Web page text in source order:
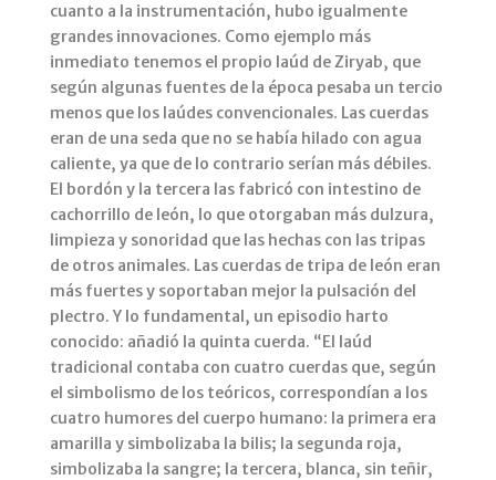
cuanto a la instrumentación, hubo igualmente
grandes innovaciones. Como ejemplo más
inmediato tenemos el propio laúd de Ziryab, que
según algunas fuentes de la época pesaba un tercio
menos que los laúdes convencionales. Las cuerdas
eran de una seda que no se había hilado con agua
caliente, ya que de lo contrario serían más débiles.
El bordón y la tercera las fabricó con intestino de
cachorrillo de león, lo que otorgaban más dulzura,
limpieza y sonoridad que las hechas con las tripas
de otros animales. Las cuerdas de tripa de león eran
más fuertes y soportaban mejor la pulsación del
plectro. Y lo fundamental, un episodio harto
conocido: añadió la quinta cuerda. “El laúd
tradicional contaba con cuatro cuerdas que, según
el simbolismo de los teóricos, correspondían a los
cuatro humores del cuerpo humano: la primera era
amarilla y simbolizaba la bilis; la segunda roja,
simbolizaba la sangre; la tercera, blanca, sin teñir,